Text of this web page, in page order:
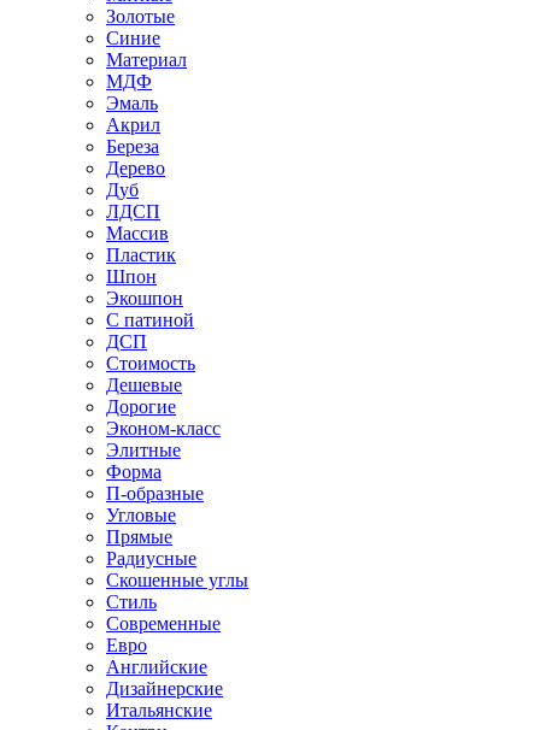
Золотые
Синие
Материал
МДФ
Эмаль
Акрил
Береза
Дерево
Дуб
ЛДСП
Массив
Пластик
Шпон
Экошпон
С патиной
ДСП
Стоимость
Дешевые
Дорогие
Эконом-класс
Элитные
Форма
П-образные
Угловые
Прямые
Радиусные
Скошенные углы
Стиль
Современные
Евро
Английские
Дизайнерские
Итальянские